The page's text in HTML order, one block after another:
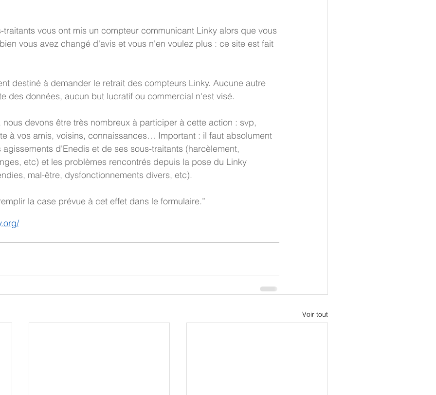
traitants vous ont mis un compteur communicant Linky alors que vous
vous avez changé d'avis et vous n'en voulez plus : ce site est fait
destiné à demander le retrait des compteurs Linky. Aucune autre
des données, aucun but lucratif ou commercial n'est visé.
nous devons être très nombreux à participer à cette action : svp,
à vos amis, voisins, connaissances… Important : il faut absolument
agissements d'Enedis et de ses sous-traitants (harcèlement,
etc) et les problèmes rencontrés depuis la pose du Linky
mal-être, dysfonctionnements divers, etc).
la case prévue à cet effet dans le formulaire.”
Voir tout